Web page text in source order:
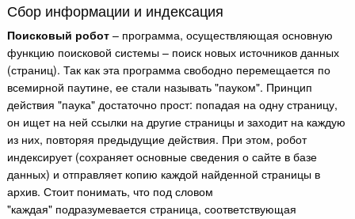
Сбор информации и индексация
Поисковый робот– программа, осуществляющая основную
функцию поисковой системы – поиск новых источников данных
(страниц). Так как эта программа свободно перемещается по
всемирной паутине, ее стали называть "пауком". Принцип
действия "паука" достаточно прост: попадая на одну страницу,
он ищет на ней ссылки на другие страницы и заходит на каждую
из них, повторяя предыдущие действия. При этом, робот
индексирует (сохраняет основные сведения о сайте в базе
данных) и отправляет копию каждой найденной страницы в
архив. Стоит понимать, что под словом
"каждая" подразумевается страница, соответствующая